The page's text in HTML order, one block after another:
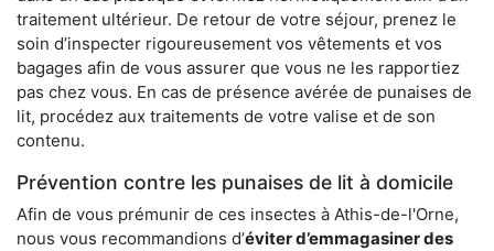
traitement ultérieur. De retour de votre séjour, prenez le
soin d’inspecter rigoureusement vos vêtements et vos
bagages afin de vous assurer que vous ne les rapportiez
pas chez vous. En cas de présence avérée de punaises de
lit, procédez aux traitements de votre valise et de son
contenu.
Prévention contre les punaises de lit à domicile
Afin de vous prémunir de ces insectes à Athis-de-l'Orne,
nous vous recommandions d’éviter d’emmagasiner des